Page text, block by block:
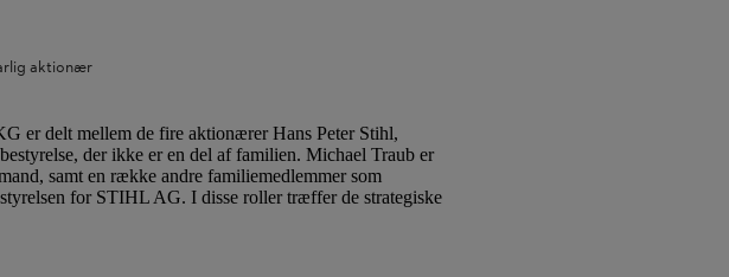
aktionær
er delt mellem de fire aktionærer Hans Peter Stihl,
der ikke er en del af familien. Michael Traub er
samt en række andre familiemedlemmer som
for STIHL AG. I disse roller træffer de strategiske